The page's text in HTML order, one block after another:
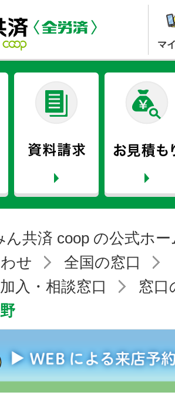
マ
ん共済 coop の公式ホ
せ
全国の窓口
入・相談窓口
窓口